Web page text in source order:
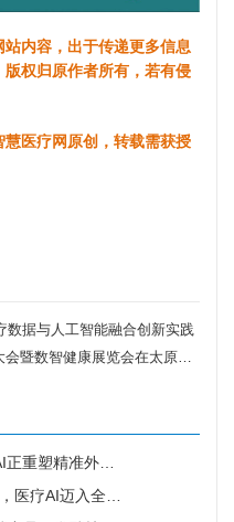
内容，出于传递更多信息
权归原作者所有，若有侵
医疗网原创，转载需获授
据与人工智能融合创新实践
智健康展览会在太原成功举办
外科与基层医疗
入全域发展新阶段